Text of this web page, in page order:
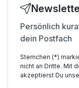
Persönlich
dein Postfach
Sternchen (*)
nicht an Dritte. Mit
akzeptierst Du